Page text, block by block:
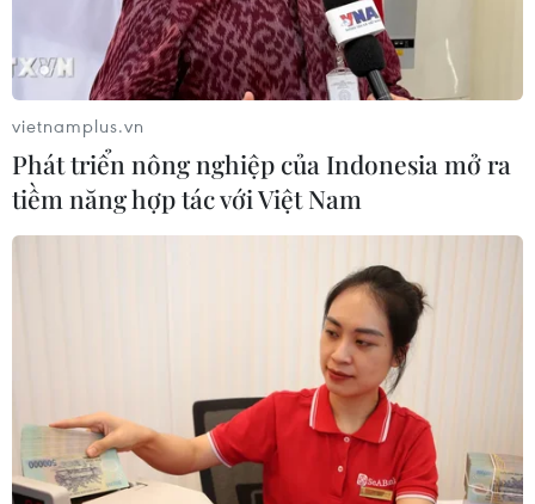
Niger: Hơn 10.000 người chạy trốn bạo
lực của các nhóm vũ trang
13/07/2023 04:30
Hơn 10.800 người sống ở 9 ngôi làng của xã Ouro
Gueladjo, tỉnh Say, buộc phải chạy trốn sau khi các
vietnamplus.vn
Phát triển nông nghiệp của Indonesia mở ra
tiềm năng hợp tác với Việt Nam